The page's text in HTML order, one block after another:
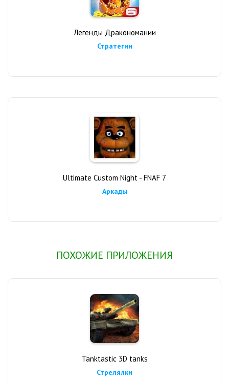
Легенды Дракономании
Стратегии
Ultimate Custom Night - FNAF 7
Аркады
ПОХОЖИЕ ПРИЛОЖЕНИЯ
Tanktastic 3D tanks
Стрелялки